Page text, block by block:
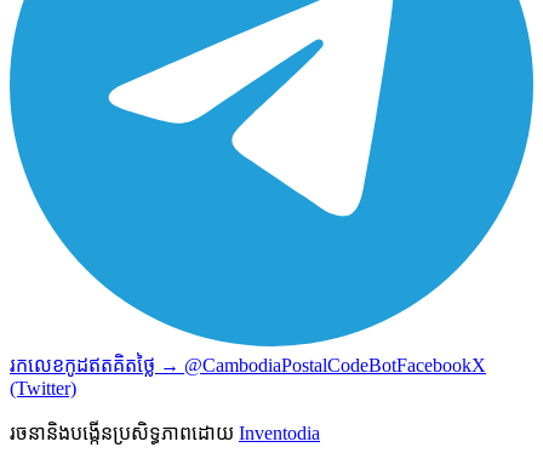
រកលេខកូដឥតគិតថ្លៃ → @CambodiaPostalCodeBotFacebookX
(Twitter)
រចនានិងបង្កើនប្រសិទ្ធភាពដោយ Inventodia